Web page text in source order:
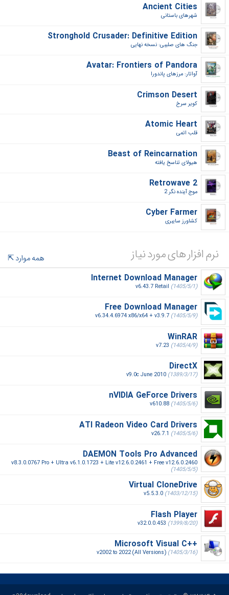
Ancient Cities
شهرهای باستانی‎
Stronghold Crusader: Definitive Edition
جنگ های صلیبی: نسخه نهایی‎
Avatar: Frontiers of Pandora
آواتار: مرزهای پاندورا‎
Crimson Desert
کویر سرخ‎
Atomic Heart
قلب اتمی‎
Beast of Reincarnation
هیولای تناسخ یافته‎
Retrowave 2
موج آینده نگر 2‎
Cyber Farmer
کشاورز سایبری‎
نرم افزار های مورد نیاز
همه موارد
Internet Download Manager
v6.43.7 Retail (1405/5/1)
Free Download Manager
v6.34.4.6974 x86/x64 + v3.9.7 (1405/5/9)
WinRAR
v7.23 (1405/4/9)
DirectX
v9.0c June 2010 (1389/3/17)
nVIDIA GeForce Drivers
v610.88 (1405/5/6)
ATI Radeon Video Card Drivers
v26.7.1 (1405/5/6)
DAEMON Tools Pro Advanced
v8.3.0.0767 Pro + Ultra v6.1.0.1723 + Lite v12.6.0.2461 + Free v12.6.0.2460
(1405/5/5)
Virtual CloneDrive
v5.5.3.0 (1403/12/15)
Flash Player
v32.0.0.453 (1399/8/20)
Microsoft Visual C++‎
v2002 to 2022 (All Versions) (1405/3/16)